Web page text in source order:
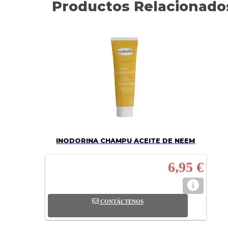
Productos
INODORINA CHAMPU ACEITE DE NEEM
6,95 €
CONTÁCTENOS